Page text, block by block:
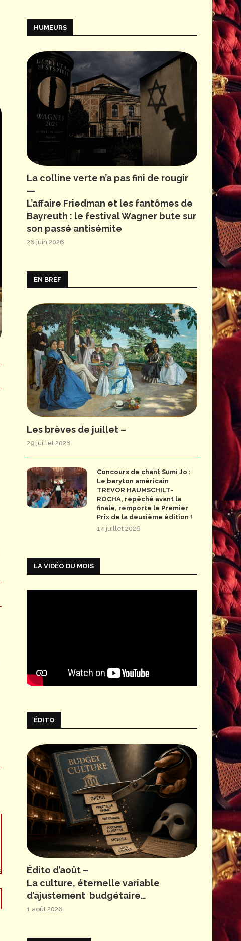
HUMEURS
La colline verte n’a pas fini de rougir
—
L’affaire Friedman et les fantômes de
Bayreuth : le festival Wagner bute sur
son passé antisémite
26 juin 2026
EN BREF
Les brèves de juillet –
29 juillet 2026
Concours de chant Sumi Jo :
Le baryton américain
TREVOR HAUMSCHILT-
ROCHA, repêché avant la
finale, remporte le Premier
Prix de la deuxième édition !
14 juillet 2026
LA VIDÉO DU MOIS
ÉDITO
Édito d’août –
La culture, éternelle variable
d’ajustement budgétaire…
1 août 2026